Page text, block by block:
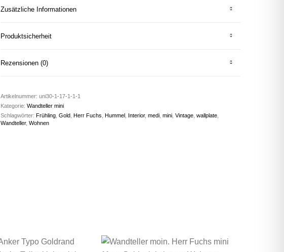
Zusätzliche Informationen
Produktsicherheit
Rezensionen (0)
Artikelnummer: uni30-1-17-1-1-1
Kategorie: Wandteller mini
Schlagwörter: Frühling, Gold, Herr Fuchs Hummel, Interior, medi, mini, Vintage, wallplate,
Wandteller, Wohnen